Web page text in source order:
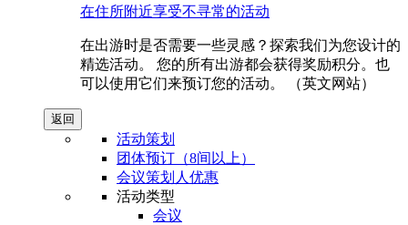
在住所附近享受不寻常的活动
在出游时是否需要一些灵感？探索我们为您设计的
精选活动。 您的所有出游都会获得奖励积分。也
可以使用它们来预订您的活动。 （英文网站）
返回
活动策划
团体预订（8间以上）
会议策划人优惠
活动类型
会议